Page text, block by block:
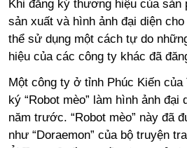
Khi đăng ký thương hiệu của sản
sản xuất và hình ảnh đại diện
thể sử dụng một cách tự do
hiệu của các công ty khác đã
Một công ty ở tỉnh Phúc Kiến của
ký “Robot mèo” làm hình ảnh
năm trước. “Robot mèo” này đã
như “Doraemon” của bộ truyện